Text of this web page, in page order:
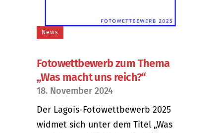
News
Fotowettbewerb zum Thema
„Was macht uns reich?“
18. November 2024
Der Lagois-Fotowettbewerb 2025
widmet sich unter dem Titel „Was